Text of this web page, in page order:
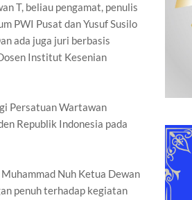
T, beliau pengamat, penulis
PWI Pusat dan Yusuf Susilo
ada juga juri berbasis
Institut Kesenian
Persatuan Wartawan
Republik Indonesia pada
Nuh Ketua Dewan
penuh terhadap kegiatan